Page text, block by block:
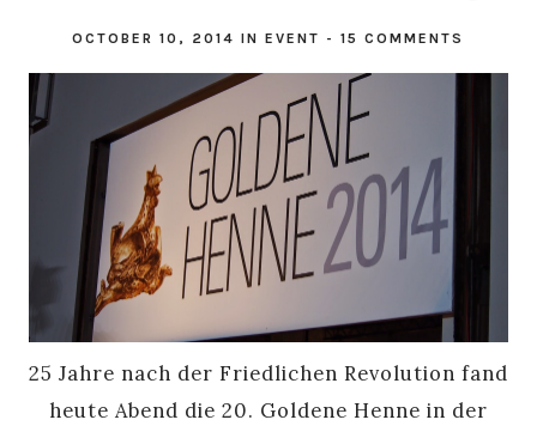
OCTOBER 10, 2014INEVENT -15 COMMENTS
25 Jahre nach der Friedlichen Revolution fand
heute Abend die 20. Goldene Henne in der